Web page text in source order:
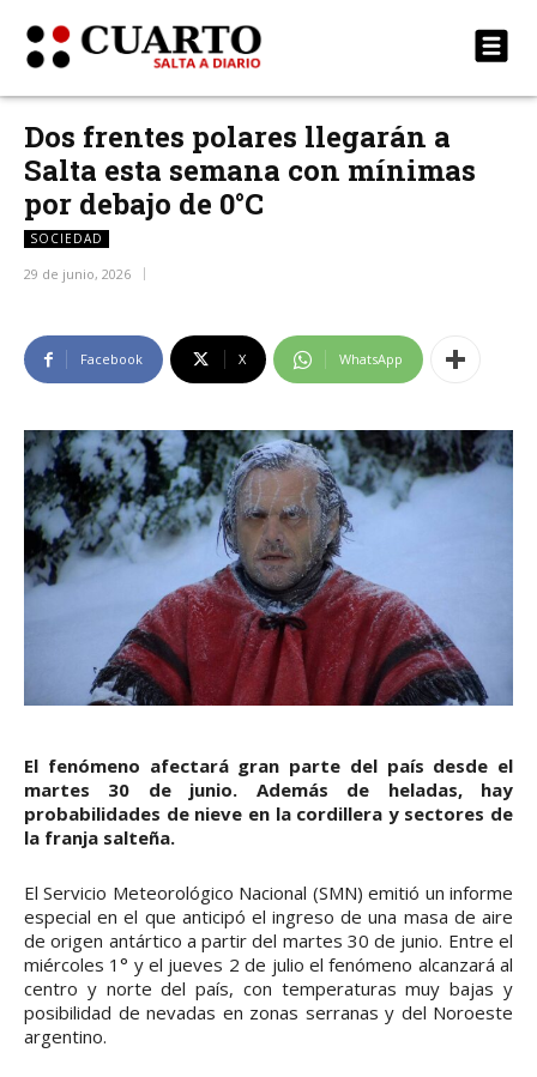
Dos frentes polares llegarán a
Salta esta semana con mínimas
por debajo de 0°C
SOCIEDAD
29 de junio, 2026
Facebook X WhatsApp
El fenómeno afectará gran parte del país desde el
martes 30 de junio. Además de heladas, hay
probabilidades de nieve en la cordillera y sectores de
la franja salteña.
El Servicio Meteorológico Nacional (SMN) emitió un informe
especial en el que anticipó el ingreso de una masa de aire
de origen antártico a partir del martes 30 de junio. Entre el
miércoles 1° y el jueves 2 de julio el fenómeno alcanzará al
centro y norte del país, con temperaturas muy bajas y
posibilidad de nevadas en zonas serranas y del Noroeste
argentino.